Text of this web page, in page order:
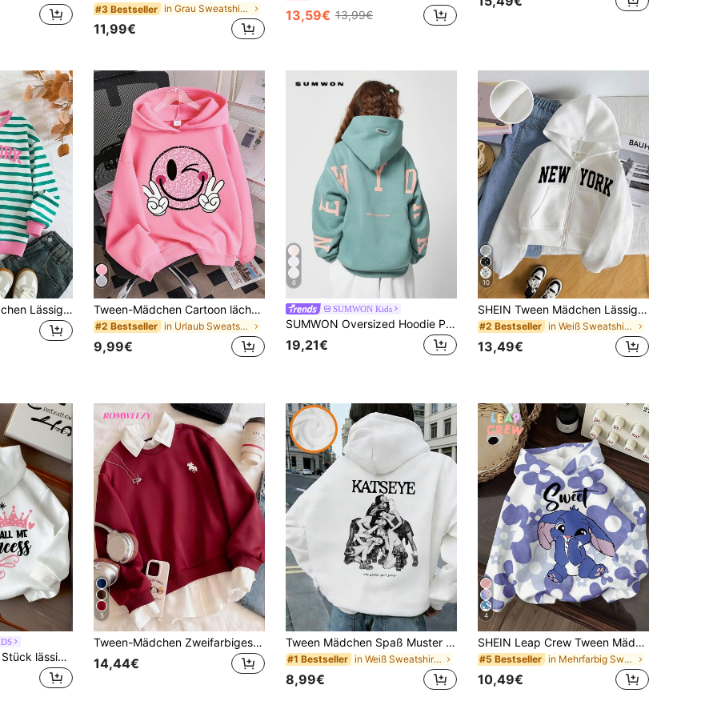
#3 Bestseller in Grau Sweatshirts für Mädchen im Teenageralter
11,99€
13,59€ 13,99€
SHEIN Tween-Mädchen Lässiger minimalistischer bedruckter Loose Fit Rundhals Langarm Sweatshirt, für Herbst/Winter Tween-Mädchen Cartoon lächelndes Gesicht Muster Warmer Sweatshirt
#2 Bestseller in Urlaub Sweatshirts für Mädchen im Teenageralter
9,99€
6
SUMWON Kids
SUMWON Oversized Hoodie Pullover im Streetwear-Stil, Athleisure Activewear Teenager Kapuzenpullover, weiche Kollektion Freizeitbekleidung Jugendliche, Casual und
19,21€
10
SHEIN Tween Mädchen Lässig Loose Fit bequemer Alltags Street Style Reißverschluss-Sweatshirt, weiß Rückkehr zur Schule Winter Bademantel Herbstfest, Halloween, Weihnachten, Neujahr, Weihnachtsgeschenk ideal für Lässig & Alltägliches Tragen & Schule täglich im Herbst & Winter gemütlicher Herbst
#2 Bestseller in Weiß Sweatshirts für Mädchen im Teenageralter
13,49€
Tween-Mädchen 1 Stück lässiges bedrucktes Sweatshirt, warm thermisch gefütterter Pullover mit Langarm für Herbst/Winter, interessanter & bunter Kapuzenpullover
5
Tween-Mädchen Zweifarbiges Sweatshirt, und schwarzem Kontrast, 2-in-1-Design, modisch vielseitig mit bedrucktem Brustdesign, gerippter Saum und Bündchen, geeignet für Herbst-/Winterausflüge, Reisen, Einkaufen, kombinierbar mit Sweathosen, Jeans, Jacken
14,44€
Tween Mädchen Spaß Muster Sweatshirt, warmes und bequemes Fleece gefüttertes Kapuzenpullover Sweatshirt für Herbst und Winter
#1 Bestseller in Weiß Sweatshirts für Mädchen im Teenageralter
8,99€
4
SHEIN Leap Crew Tween Mädchen Kawaii Cartoon Lila Kaninchen Lulu & Stitch Muster, Blau Farbverlauf Blumen, Lässig weite Passform Rundhals Bequemer Langarm Sweatshirt, geeignet für Herbst/Winter, Urlaubsstimmung, sonnige Reise, lässiger Frühling, Sommerausflug, süßer Y2K Kokos Boho Urlaub Frühlingsferien Brunch-bereit Baby Blau Ausflug, Neon Strand Vibes, Bohemian Hippie Musikfestival
#5 Bestseller in Mehrfarbig Sweatshirts für Mädchen im Teenagera
10,49€